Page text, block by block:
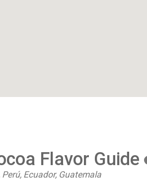
Flavor Guide
Ecuador, Guatemala